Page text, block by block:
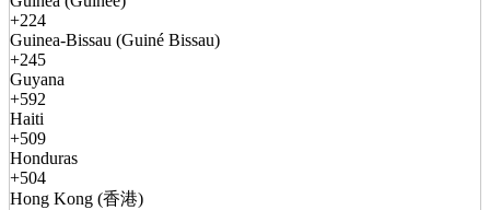
+224
Guinea-Bissau (Guiné Bissau)
+245
Guyana
+592
Haiti
+509
Honduras
+504
Hong Kong (香港)